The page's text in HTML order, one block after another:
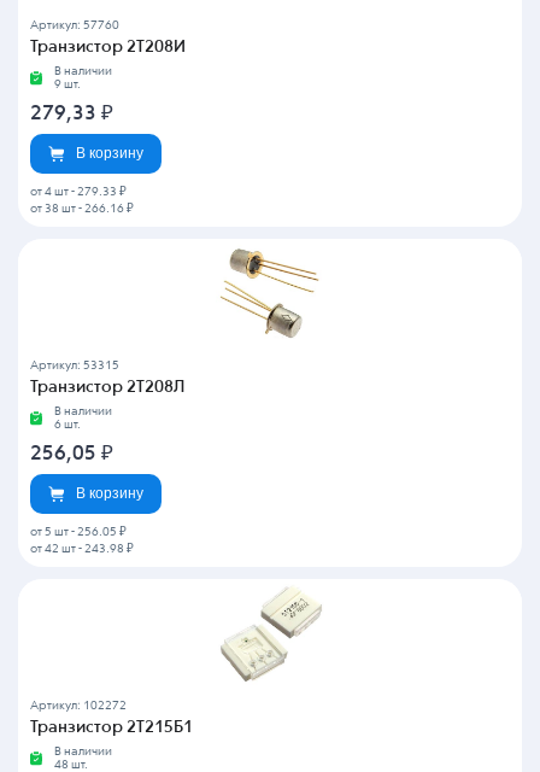
Артикул: 57760
Транзистор 2Т208И
В наличии
9 шт.
279,33 ₽
В корзину
от 4 шт - 279.33 ₽
от 38 шт - 266.16 ₽
Артикул: 53315
Транзистор 2Т208Л
В наличии
6 шт.
256,05 ₽
В корзину
от 5 шт - 256.05 ₽
от 42 шт - 243.98 ₽
Артикул: 102272
Транзистор 2Т215Б1
В наличии
48 шт.